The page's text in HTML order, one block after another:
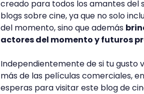
creado para todos los amantes del
blogs sobre cine, ya que no solo
del momento, sino que además
actores del momento y futuros
Independientemente de si tu gusto
más de las películas comerciales,
esperas para visitar este blog de